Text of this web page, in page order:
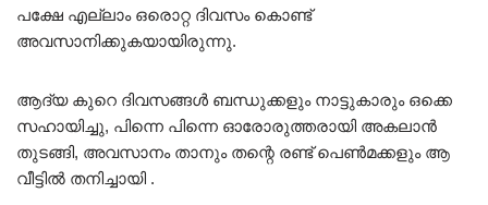
പക്ഷേ എല്ലാം ഒരൊറ്റ ദിവസം കൊണ്ട്
അവസാനിക്കുകയായിരുന്നു.
ആദ്യ കുറെ ദിവസങ്ങൾ ബന്ധുക്കളും നാട്ടുകാരും ഒക്കെ
സഹായിച്ചു, പിന്നെ പിന്നെ ഓരോരുത്തരായി അകലാൻ
തുടങ്ങി, അവസാനം താനും തന്റെ രണ്ട് പെൺമക്കളും ആ
വീട്ടിൽ തനിച്ചായി .